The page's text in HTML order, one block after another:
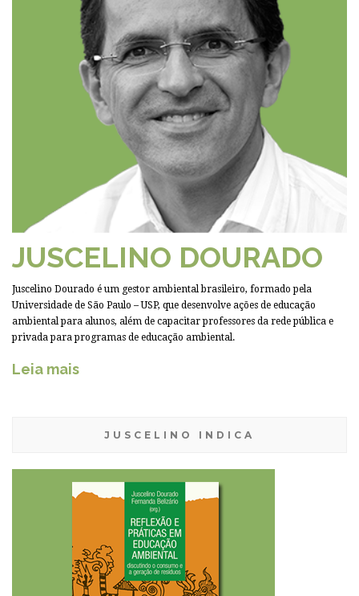
JUSCELINO DOURADO
Juscelino Dourado é um gestor ambiental brasileiro, formado pela
Universidade de São Paulo – USP, que desenvolve ações de educação
ambiental para alunos, além de capacitar professores da rede pública e
privada para programas de educação ambiental.
Leia mais
JUSCELINO INDICA